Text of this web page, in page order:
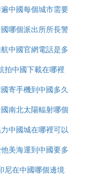
達
中國每個城市需要
多久
哪個派出所所長警
銜最高
中國官網電話是多
少錢
拍中國下載在哪裡
寄手機到中國多久
南北太陽輻射哪個
大
中國城在哪裡可以
看
美海運到中國要多
久
尼在中國哪個邊境